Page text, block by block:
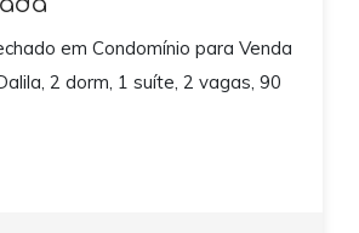
em Condomínio para Venda
2 dorm, 1 suíte, 2 vagas, 90